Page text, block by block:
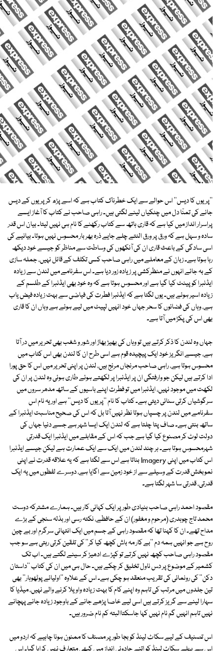
''پریوں کا دیس'' اس حوالے سے ایک خطرناک کتاب ہے کہ اسے پڑھ کر پریوں کے دیس
جانے کی تمنّا دل میں چٹکیاں لینے لگتی ہیں۔ راہی صاحب نے کتاب کا آغاز ایسے
پراسرار انداز میں کیا ہے کہ قاری ہاتھ سے کتاب رکھنے کا نام ہی نہیں لیتا۔ بیان اس قدر
سادہ و سہل ہے کہ ورق پر ورق الٹتے چلے جایے ذرہ بھر بار محسوس نہیں ہوتا۔ بیانیے کی
اسی سادگی کے باعث قاری ان کی آنکھوں کی وساطت سے مناظر کو جیسے خود دیکھ
رہا ہوتا ہے۔ زبان کے معاملے میں راہی صاحب کسی تکلف کے قائل نہیں، جملہ سازی
کے بہ جائے انہوں نے منظرکشی پر زیادہ زور دیا ہے۔ اس سفرنامے میں لندن سے زیادہ
ایڈنبرا کو پینٹ کیا گیا ہے اور محسوس ہوتا ہے کہ وہ خود بھی ایڈنبرا کے طلسم کے
زیادہ اسیر ہوئے ہیں۔ یوں لگتا ہے کہ ایڈنبرا فطرت کی فیاضی سے بہت زیادہ فیض یاب
ہے، وہاں کی فضائوں کا سحر جہاں خود انہیں لپیٹ میں لیے ہوئے ہے وہاں ان کا قاری
بھی اس کی پکڑ میں آتا ہے۔
جہاں وہ لندن کا ذکر کرتے ہیں تو وہاں کی بھیڑ بھاڑ اور شور و شغب بھی تحریر میں در آتا
ہے، جیسے انگریز خود ایک پیچیدہ قوم ہے اسی طرح ان کا لندن بھی اس کتاب میں
محسوس ہوتا ہے، راہی صاحب مرنجاں مرنج ہیں، لندن پر اپنی تحریر میں اس کا حق پورا
ادا کرتے ہیں لیکن جو وارفتگی ان پر ایڈنبرا پر لکھتے ہوئے طاری ہوئی وہ لندن پر ان کی
لکھت میں موجود نہیں، ایڈنبرا میں تو فطرت اپنے باسیوں کے ساتھ مدھر سروں میں
سرگوشیاں کرتی سنائی دیتی ہے۔ کتاب کا نام ''پریوں کا دیس'' ہے اور یہ نام اس
سفرنامے میں لندن پر چسپاں ہوتا نظر نہیں آتا بل کہ اس کی صحیح مناسبت ایڈنبرا کے
ساتھ بنتی ہے۔ صاف پتا چلتا ہے کہ لندن ایک ایسا شہر ہے جسے دنیا جہاں کی
دولت لوٹ کر مصنوع کیا گیا ہے جب کہ اس کے مقابلے میں ایڈنبرا ایک قدرتی
شہرمحسوس ہوتا ہے۔ ہر چند لندن میں ایک سے ایک عمارت ہے لیکن جیسے ایڈنبرا
اس کتاب میں اپنی Imagery بناتا ہے اس سے لگتا ہے کہ یہ علاقہ قدرت نے اپنی
نموبخش قدرت کے وسیلے سے از خود زمین سے اگایا ہے، دوسرے لفظوں میں یہ ایک
قدرتی، قدرتی سا شہر لگتا ہے۔
مقصود احمد راہی صاحب بنیادی طور پر ایک کہانی کار ہیں۔ ہمارے مشترکہ دوست
محمد تاج چوہدری (مرحوم و مغفور) ان کے حافظے، نکتہ رسی اور بذلہ سنجی کے بڑے
مداح تھے۔ ان کا کہنا تھا کہ مقصود راہی کے جسم میں ایک انتہائی سرگرم اور بے چین
روح ہے جو انہیں ہمہ دم ''بے کار مہ باش کچھ کیا کر'' کی تلقین کرتی رہتی ہے سو جب
مقصود راہی صاحب کچھ نہیں کرتے تو کپڑے ادھیڑ کر سینے لگتے ہیں۔ اب تک
کشمیر کے موضوع پر دس ناول تخلیق کر چکے ہیں۔ حال ہی میں ان کی کتاب ''داستان
دکن'' کی رونمائی کی تقریب منعقد ہو چکی ہے۔ اس کے علاوہ ''اولیائے پوٹھوہار'' بھی
تین جلدوں میں مرتب کی تاہم وہ اپنے کام کا بہت زیادہ واویلا کرنے والے نہیں، میڈیا کا
سہارا لینے سے گریز کرتے ہیں اسی لیے خاصا پڑھے جانے کے باوجود زیادہ جانے پہچانے
نہیں تاہم انہیں گم نام نہیں کہا جاسکتاالبتہ کم نام ضرور ہیں۔
اس تصنیف کے لیے سکاٹ لینڈ کو بجا طور پر مصنف کا ممنون ہونا چاہیے کہ اردو میں